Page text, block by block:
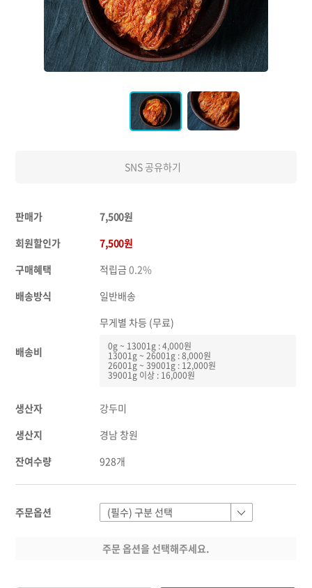
SNS 공유하기
판매가
7,500원
회원할인가
7,500원
구매혜택
적립금0.2%
배송방식
일반배송
배송비
무게별 차등 (무료)
0g ~ 13001g : 4,000원
13001g ~ 26001g : 8,000원
26001g ~ 39001g : 12,000원
39001g 이상 : 16,000원
생산자
강두미
생산지
경남 창원
잔여수량
928개
주문옵션
주문 옵션을 선택해주세요.